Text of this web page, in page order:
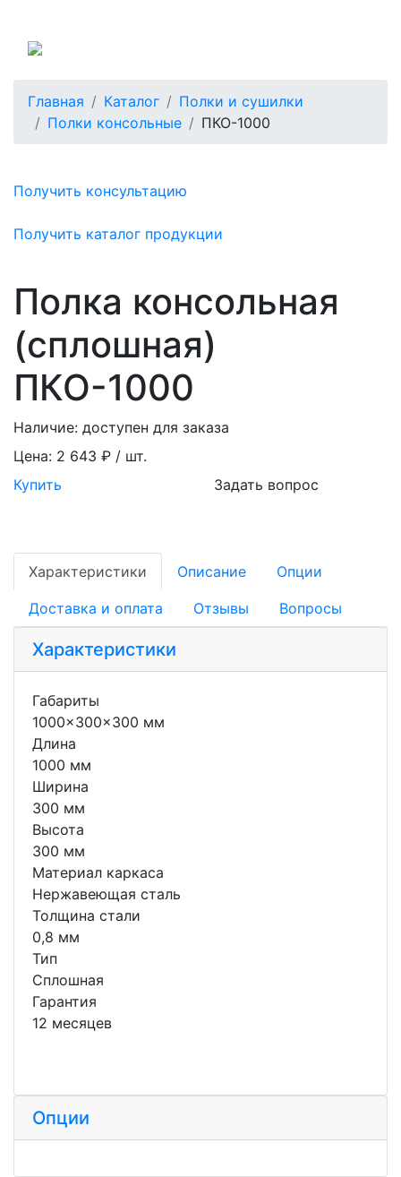
Главная Каталог
Полки и сушилки
Полки консольные
ПКО-1000
Получить консультацию
Получить каталог продукции
Полка консольная
(сплошная)
ПКО-1000
Наличие: доступен для заказа
Цена: 2 643 ₽ / шт.
Купить
Задать вопрос
Характеристики Описание Опции
Доставка и оплата Отзывы Вопросы
Характеристики
Габариты
1000x300x300 мм
Длина
1000 мм
Ширина
300 мм
Высота
300 мм
Материал каркаса
Нержавеющая сталь
Толщина стали
0,8 мм
Тип
Сплошная
Гарантия
12 месяцев
Опции